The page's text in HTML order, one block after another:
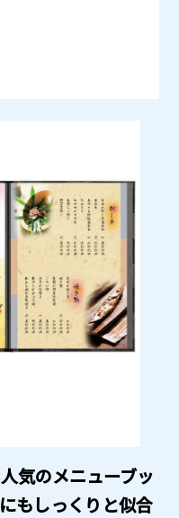
気のメニューブッ
もしっくりと似合